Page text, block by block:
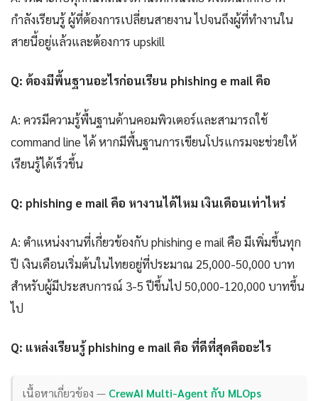
กำลังเรียนรู้ ผู้ที่ต้องการเปลี่ยนสายงาน ไปจนถึงผู้ที่ทำงานใน
สายนี้อยู่แล้วและต้องการ upskill
Q: ต้องมีพื้นฐานอะไรก่อนเรียน phishing e mail คือ
A: ควรมีความรู้พื้นฐานด้านคอมพิวเตอร์และสามารถใช้
command line ได้ หากมีพื้นฐานการเขียนโปรแกรมจะช่วยให้
เรียนรู้ได้เร็วขึ้น
Q: phishing e mail คือ หางานได้ไหม เงินเดือนเท่าไหร่
A: ตำแหน่งงานที่เกี่ยวข้องกับ phishing e mail คือ มีเพิ่มขึ้นทุก
ปี เงินเดือนเริ่มต้นในไทยอยู่ที่ประมาณ 25,000-50,000 บาท
สำหรับผู้มีประสบการณ์ 3-5 ปีขึ้นไป 50,000-120,000 บาทขึ้น
ไป
Q: แหล่งเรียนรู้ phishing e mail คือ ที่ดีที่สุดคืออะไร
เนื้อหาเกี่ยวข้อง — CrewAI Multi-Agent กับ MLOps